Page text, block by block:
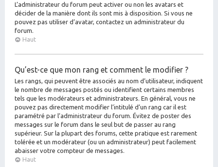
L’administrateur du forum peut activer ou non les avatars et
décider de la manière dont ils sont mis à disposition. Si vous ne
pouvez pas utiliser d’avatar, contactez un administrateur du
forum.
Haut
Qu’est-ce que mon rang et comment le modifier ?
Les rangs, qui peuvent être associés au nom d’utilisateur, indiquent
le nombre de messages postés ou identifient certains membres
tels que les modérateurs et administrateurs. En général, vous ne
pouvez pas directement modifier l’intitulé d’un rang car il est
paramétré par l’administrateur du forum. Évitez de poster des
messages sur le forum dans le seul but de passer au rang
supérieur. Sur la plupart des forums, cette pratique est rarement
tolérée et un modérateur (ou un administrateur) peut facilement
abaisser votre compteur de messages.
Haut